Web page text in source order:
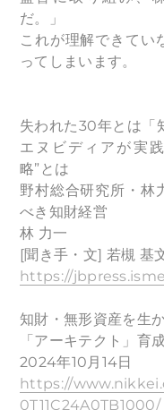
だ。」
これが理解できてい
ってしまいます。
失われた30年とは
エヌビディアが実
略”とは
野村総合研究所・林
べき知財経営
林 力一
[聞き手・文] 若槻
https://
知財・無形資産を生
「アーキテクト」育
2024年10月14日
https://
0T11C24A0TB1000/